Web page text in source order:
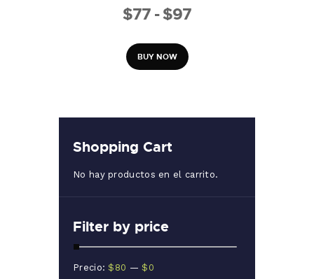
$77 -$97
BUY NOW
tiene
la
Shopping Cart
No hay productos en el carrito.
Filter by price
Precio
Precio
Precio:$80 —$0